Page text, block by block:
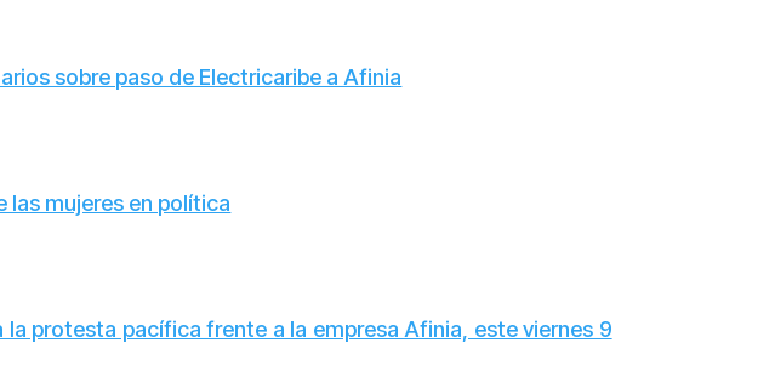
sobre paso de Electricaribe a Afinia
las mujeres en política
protesta pacífica frente a la empresa Afinia, este viernes 9